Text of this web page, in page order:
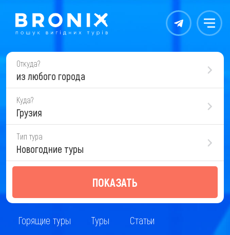
Контакты Меню
Откуда?
из любого города
Куда?
Грузия
Тип тура
Новогодние туры
ПОКАЗАТЬ
Горящие туры Туры Статьи